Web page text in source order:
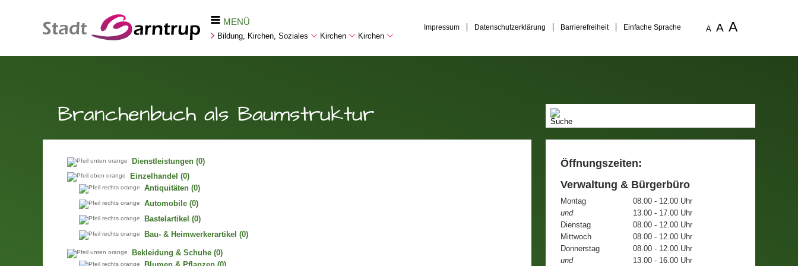
MENÜ
Bildung, Kirchen, Soziales Kirchen Kirchen
Impressum Datenschutzerklärung Barrierefreiheit Einfache Sprache A A A
Branchenbuch als Baumstruktur
Dienstleistungen (0)
Einzelhandel (0)
Antiquitäten (0)
Automobile (0)
Bastelartikel (0)
Bau- & Heimwerkerartikel (0)
Bekleidung & Schuhe (0)
Öffnungszeiten:
Verwaltung & Bürgerbüro
Montag
08.00 - 12.00 Uhr
und
13.00 - 17.00 Uhr
Dienstag
08.00 - 12.00 Uhr
Mittwoch
08.00 - 12.00 Uhr
Donnerstag
08.00 - 12.00 Uhr
und
13.00 - 16.00 Uhr